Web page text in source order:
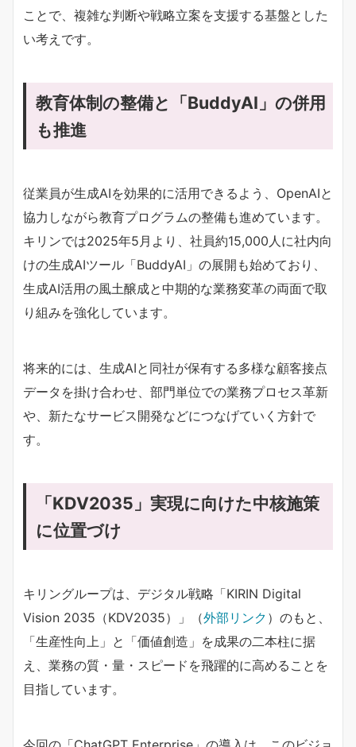
ことで、複雑な判断や戦略立案を支援する基盤とした
い考えです。
教育体制の整備と「BuddyAI」の併用
も推進
従業員が生成AIを効果的に活用できるよう、OpenAIと
協力しながら教育プログラムの整備も進めています。
キリンでは2025年5月より、社員約15,000人に社内向
けの生成AIツール「BuddyAI」の展開も始めており、
生成AI活用の風土醸成と中期的な業務変革の両面で取
り組みを強化しています。
将来的には、生成AIと同社が保有する多様な顧客接点
データを掛け合わせ、部門単位での業務プロセス革新
や、新たなサービス開発などにつなげていく方針で
す。
「KDV2035」実現に向けた中核施策
に位置づけ
キリングループは、デジタル戦略「KIRIN Digital
Vision 2035（KDV2035）」（外部リンク ）のもと、
「生産性向上」と「価値創造」を成果の二本柱に据
え、業務の質・量・スピードを飛躍的に高めることを
目指しています。